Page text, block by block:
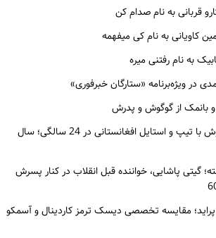
قربانی به نام صدام کن
کاویانی به نام کی میفهمه
به نام رفتنی میره
در ویژه‌برنامه «ستارگان خبرفوری»
بانمک از گوگوش و پدرش
سفر به گذشته؛ گوگوش با تیپ و استایل افغانستانی در 24 سالگی؛ سال
پاشایی، خواننده قبل انقلاب در کنار پسرش
مقایسه تخصصی دیسک ترمز کاردینال و آسمکو